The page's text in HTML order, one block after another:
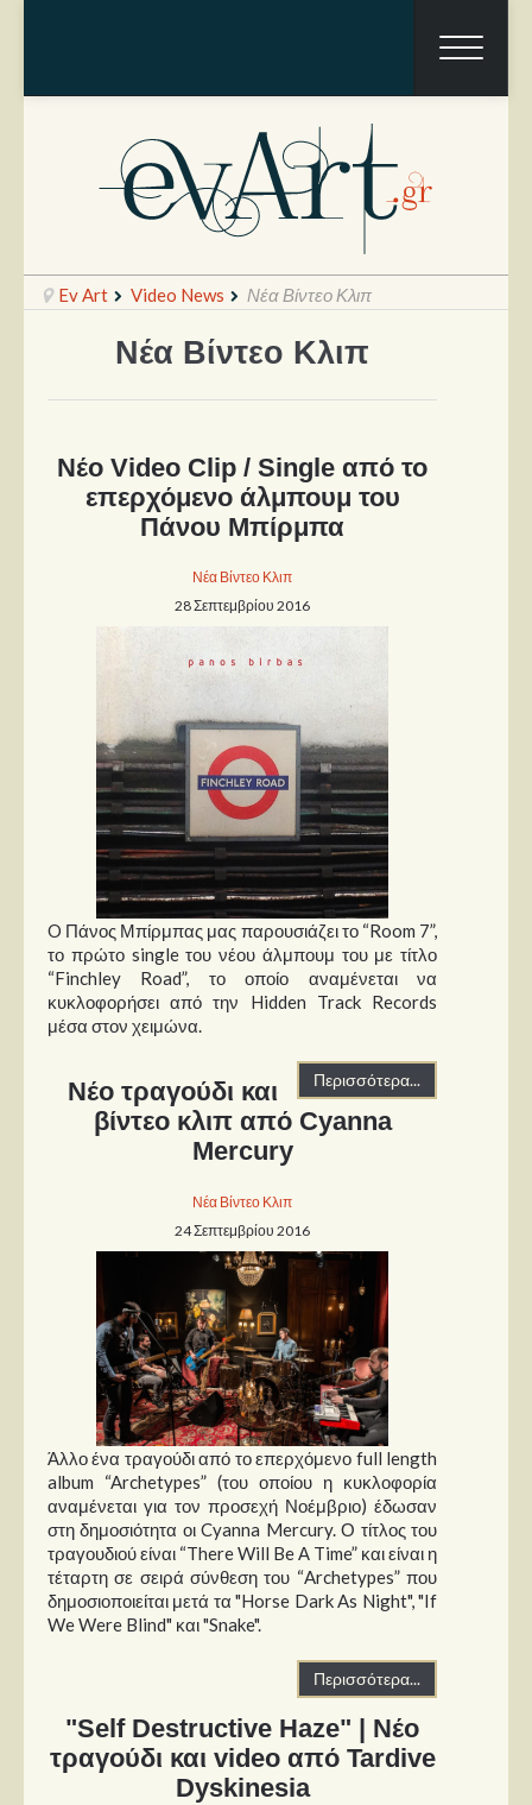
Θέατρο
Συνεντεύξεις
Παρουσιάσεις
Δίσκοι
Ταινίες
Βιβλία
Video News
Καλλιτέχνες
Μουσικοί
Διάφοροι
Εκτός Συνόρων
Νέα
Στήλες
Polls
Ev Art Video News Νέα Βίντεο Κλιπ
Νέα Βίντεο Κλιπ
Νέο Video Clip / Single από το
επερχόμενο άλμπουμ του
Πάνου Μπίρμπα
Νέα Βίντεο Κλιπ
28 Σεπτεμβρίου 2016
O Πάνος Μπίρμπας μας παρουσιάζει το “Room 7”,
το πρώτο single του νέου άλμπουμ του με τίτλο
“Finchley Road”, το οποίο αναμένεται να
κυκλοφορήσει από την Hidden Track Records
μέσα στον χειμώνα.
Περισσότερα...
Νέο τραγούδι και
βίντεο κλιπ από Cyanna
Mercury
Νέα Βίντεο Κλιπ
24 Σεπτεμβρίου 2016
Άλλο ένα τραγούδι από το επερχόμενο full length
album “Archetypes” (του οποίου η κυκλοφορία
αναμένεται για τον προσεχή Νοέμβριο) έδωσαν
στη δημοσιότητα οι Cyanna Mercury. Ο τίτλος του
τραγουδιού είναι “There Will Be Α Time” και είναι η
τέταρτη σε σειρά σύνθεση του “Archetypes” που
δημοσιοποιείται μετά τα "Horse Dark As Night", "If
We Were Blind" και "Snake".
Περισσότερα...
"Self Destructive Haze" | Νέο
τραγούδι και video από Tardive
Dyskinesia